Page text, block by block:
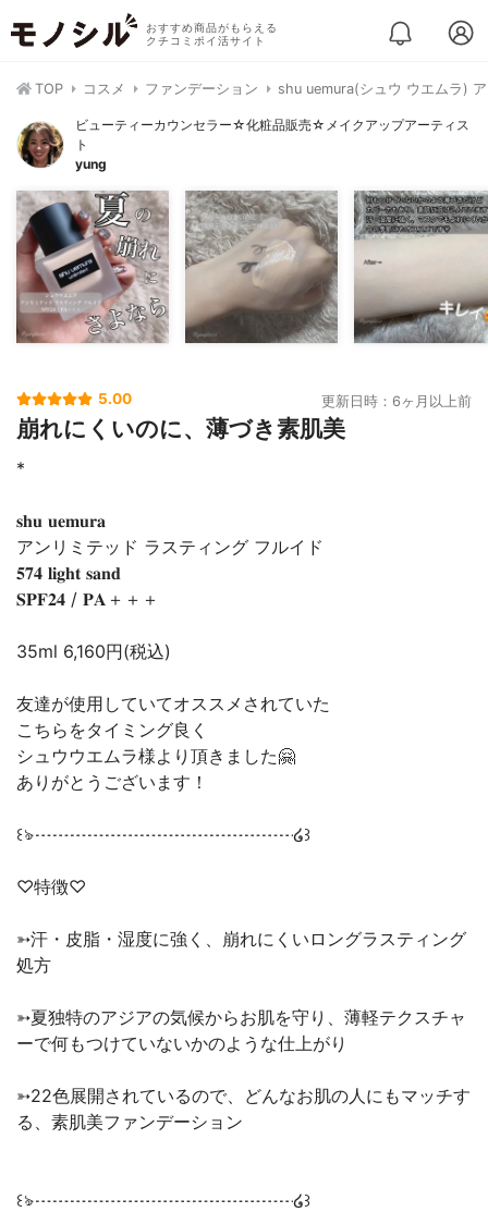
おすすめ商品がもらえる
クチコミポイ活サイト
TOP コスメ ファンデーション shu uemura(シュウ ウエムラ)
ビューティーカウンセラー☆化粧品販売☆メイクアップアーティス
ト
yung
5.00 更新日時：6ヶ月以上前
崩れにくいのに、薄づき素肌美
*
𝐬𝐡𝐮 𝐮𝐞𝐦𝐮𝐫𝐚
アンリミテッド ラスティング フルイド
𝟓𝟕𝟒 𝐥𝐢𝐠𝐡𝐭 𝐬𝐚𝐧𝐝
𝐒𝐏𝐅𝟐𝟒 / 𝐏𝐀＋＋＋
35ml 6,160円(税込)
友達が使用していてオススメされていた
こちらをタイミング良く
シュウウエムラ様より頂きました🤗
ありがとうございます！
꒰ঌ┈┈┈┈┈┈┈┈┈┈┈┈┈┈┈໒꒱
♡特徴♡
➳汗・皮脂・湿度に強く、崩れにくいロングラスティング
処方
➳夏独特のアジアの気候からお肌を守り、薄軽テクスチャ
ーで何もつけていないかのような仕上がり
➳22色展開されているので、どんなお肌の人にもマッチす
る、素肌美ファンデーション
꒰ঌ┈┈┈┈┈┈┈┈┈┈┈┈┈┈┈໒꒱